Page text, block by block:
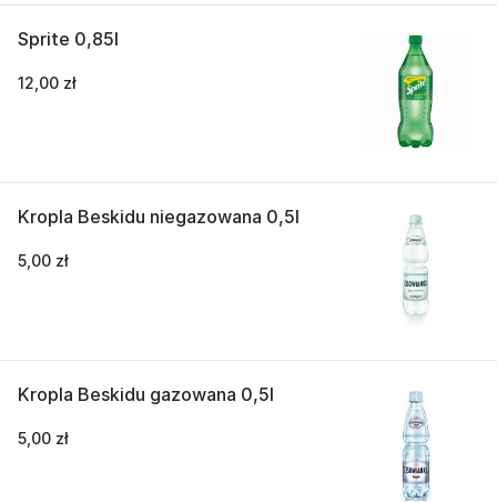
Sprite 0,85l
12,00 zł
Kropla Beskidu niegazowana 0,5l
5,00 zł
Kropla Beskidu gazowana 0,5l
5,00 zł